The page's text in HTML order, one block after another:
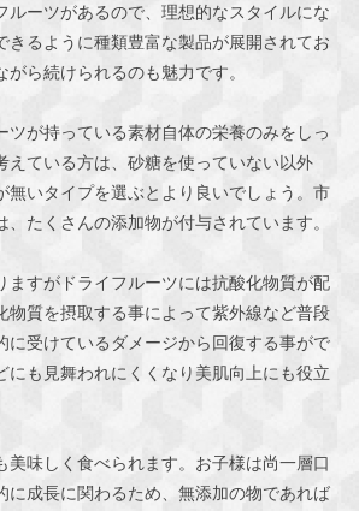
ルーツがあるので、理想的なスタイルにな
きるように種類豊富な製品が展開されてお
がら続けられるのも魅力です。
ツが持っている素材自体の栄養のみをしっ
えている方は、砂糖を使っていない以外
無いタイプを選ぶとより良いでしょう。市
、たくさんの添加物が付与されています。
ますがドライフルーツには抗酸化物質が配
物質を摂取する事によって紫外線など普段
に受けているダメージから回復する事がで
にも見舞われにくくなり美肌向上にも役立
美味しく食べられます。お子様は尚一層口
に成長に関わるため、無添加の物であれば